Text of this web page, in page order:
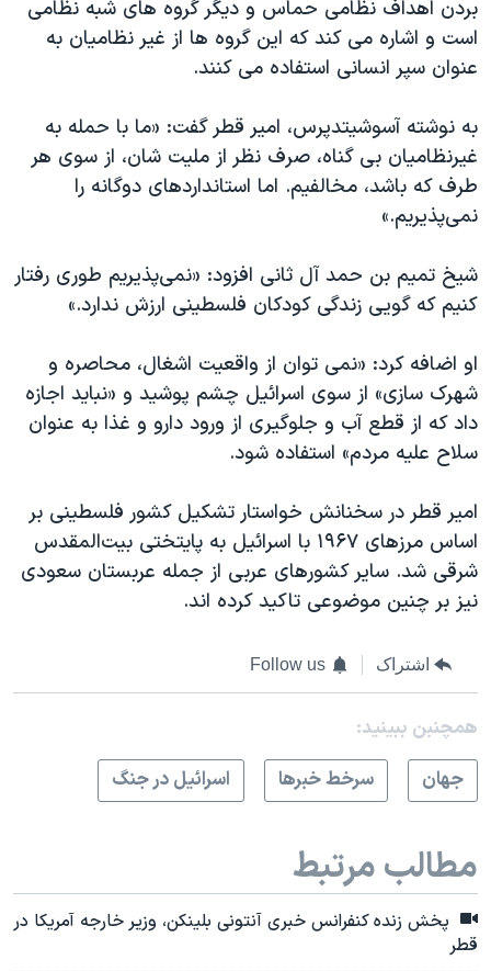
بردن اهداف نظامی حماس و دیگر گروه های شبه نظامی
است و اشاره می کند که این گروه ها از غیر نظامیان به
عنوان سپر انسانی استفاده می کنند.
به نوشته آسوشیتدپرس، امیر قطر گفت: «ما با حمله به
غیرنظامیان بی گناه، صرف نظر از ملیت شان، از سوی هر
طرف که باشد، مخالفیم. اما استانداردهای دوگانه را
نمی‌پذیریم.»
شیخ تمیم بن حمد آل ثانی افزود: «نمی‌پذیریم طوری رفتار
کنیم که گویی زندگی کودکان فلسطینی ارزش ندارد.»
او اضافه کرد: «نمی توان از واقعیت اشغال، محاصره و
شهرک سازی» از سوی اسرائیل چشم پوشید و «نباید اجازه
داد که از قطع آب و جلوگیری از ورود دارو و غذا به عنوان
سلاح علیه مردم» استفاده شود.
امیر قطر در سخنانش خواستار تشکیل کشور فلسطینی بر
اساس مرزهای ۱۹۶۷ با اسرائیل به پایتختی بیت‌المقدس
شرقی شد. سایر کشورهای عربی از جمله عربستان سعودی
نیز بر چنین موضوعی تاکید کرده اند.
اشتراک Follow us
همچنبن ببینید:
جهان
سرخط خبرها اسرائیل در جنگ
مطالب مرتبط
پخش زنده کنفرانس خبری آنتونی بلینکن، وزیر خارجه آمریکا در
قطر